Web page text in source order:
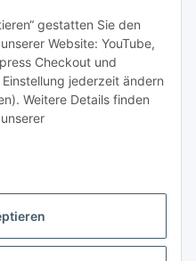
gestatten Sie den
Website: YouTube,
Checkout und
jederzeit ändern
Weitere Details finden